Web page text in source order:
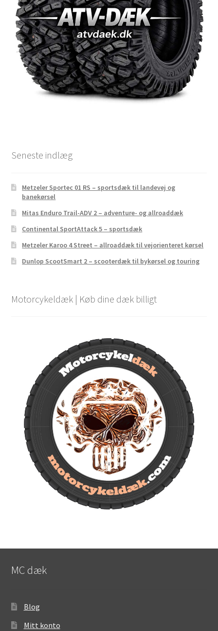
Seneste indlæg
Metzeler Sportec 01 RS – sportsdæk til landevej og
banekørsel
Mitas Enduro Trail-ADV 2 – adventure- og allroaddæk
Continental SportAttack 5 – sportsdæk
Metzeler Karoo 4 Street – allroaddæk til vejorienteret kørsel
Dunlop ScootSmart 2 – scooterdæk til bykørsel og touring
Motorcykeldæk | Køb dine dæk billigt
MC dæk
Blog
Mitt konto